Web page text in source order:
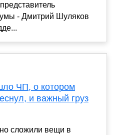
- Дмитрий Шуляков
ЧП, о котором
и важный груз
сложили вещи в